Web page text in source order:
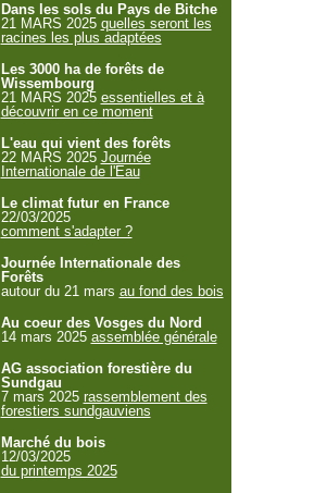
Dans les sols du Pays de Bitche
21 MARS 2025 quelles seront les
racines les plus adaptées
Les 3000 ha de forêts de
Wissembourg
21 MARS 2025 essentielles et à
découvrir en ce moment
L'eau qui vient des forêts
22 MARS 2025 Journée
Internationale de l'Eau
Le climat futur en France
22/03/2025
comment s'adapter ?
Journée Internationale des
Forêts
autour du 21 mars au fond des bois
Au coeur des Vosges du Nord
14 mars 2025 assemblée générale
AG association forestière du
Sundgau
7 mars 2025 rassemblement des
forestiers sundgauviens
Marché du bois
12/03/2025
du printemps 2025